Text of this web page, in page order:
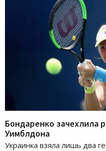
Бондаренко зачехлила
Уимблдона
Украинка взяла лишь два